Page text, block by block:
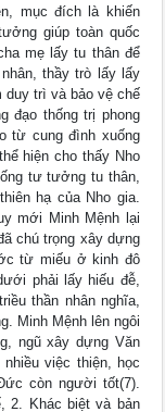
mục đích là khiến
giúp toàn quốc
mẹ lấy tu thân để
thầy trò lấy lấy
duy trì và bảo vệ chế
đạo thống trị phong
từ cung đình xuống
hiện cho thấy Nho
tư tưởng tu thân,
hạ của Nho gia.
mới Minh Mệnh lại
chú trọng xây dựng
từ miếu ở kinh đô
phải lấy hiếu đễ,
thần nhân nghĩa,
Minh Mệnh lên ngôi
ngũ xây dựng Văn
việc thiện, học
còn người tốt(7).
2. Khác biệt và bản